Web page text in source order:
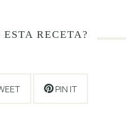
RECETA?
PIN IT